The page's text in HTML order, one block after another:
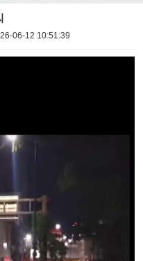
06-12 10:51:39